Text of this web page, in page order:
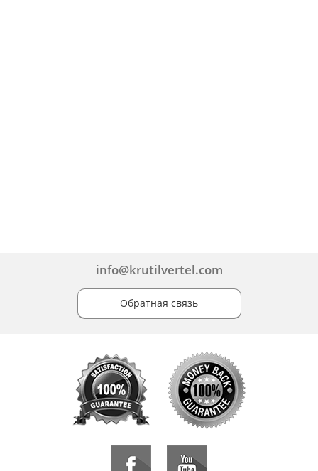
info@krutilvertel.com
Обратная связь